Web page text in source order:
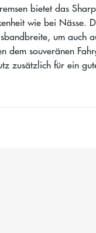
bietet das
wie bei Nässe.
um auch
dem souveränen
zusätzlich für ein